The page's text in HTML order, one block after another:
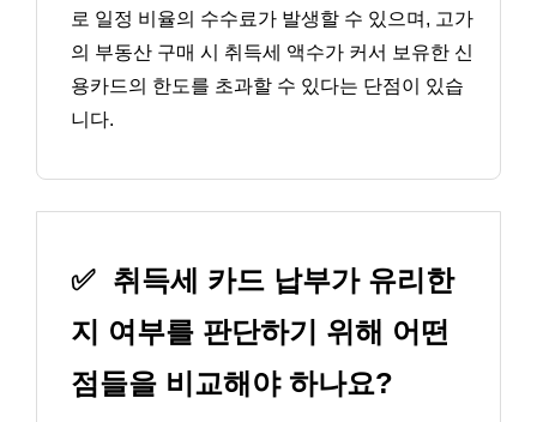
로 일정 비율의 수수료가 발생할 수 있으며, 고가
의 부동산 구매 시 취득세 액수가 커서 보유한 신
용카드의 한도를 초과할 수 있다는 단점이 있습
니다.
✅ 취득세 카드 납부가 유리한
지 여부를 판단하기 위해 어떤
점들을 비교해야 하나요?